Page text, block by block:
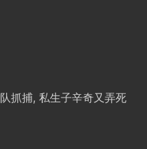
抓捕, 私生子辛奇又弄死